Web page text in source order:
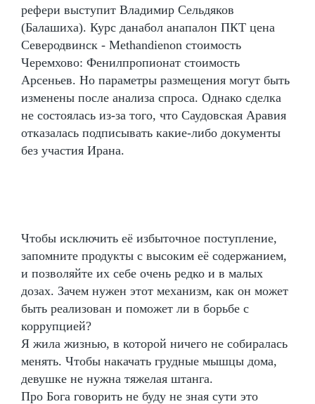
рефери выступит Владимир Сельдяков
(Балашиха). Курс данабол анапалон ПКТ цена
Северодвинск - Methandienon стоимость
Черемхово: Фенилпропионат стоимость
Арсеньев. Но параметры размещения могут быть
изменены после анализа спроса. Однако сделка
не состоялась из-за того, что Саудовская Аравия
отказалась подписывать какие-либо документы
без участия Ирана.
Чтобы исключить её избыточное поступление,
запомните продукты с высоким её содержанием,
и позволяйте их себе очень редко и в малых
дозах. Зачем нужен этот механизм, как он может
быть реализован и поможет ли в борьбе с
коррупцией?
Я жила жизнью, в которой ничего не собиралась
менять. Чтобы накачать грудные мышцы дома,
девушке не нужна тяжелая штанга.
Про Бога говорить не буду не зная сути это